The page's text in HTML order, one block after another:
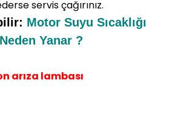
servis çağırınız.
Motor Suyu Sıcaklığı
Yanar ?
arıza lambası